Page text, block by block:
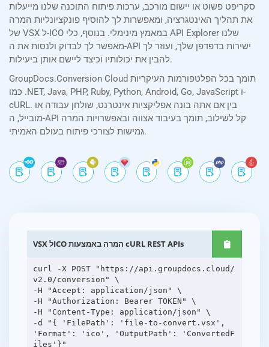
סקריפט פשוט או יישום מורכב, ערכות פיתוח התוכנה שלנו מייעלות
את תהליך האינטגרציה, ומאפשרות לך להוסיף פונקציונליות המרה
של VSX ל-ICO במאמץ מינימלי. בנוסף, כלי API Explorer שלנו
מאפשר לך לבדוק ולנסות את ה-API ישירות בדפדפן שלך, ועוזר לך
להבין את יכולותיו וכיצד ליישם אותן ביעילות.
GroupDocs.Conversion Cloud תומך בכל הפלטפורמות העיקריות
כמו .NET, Java, PHP, Ruby, Python, Android, Go, JavaScript ו-
cURL. בין אם אתה בונה אפליקציות אינטרנט, שולחן עבודה או
מובייל, ה-API קל לשילוב, תומך בעיבוד אצווה ובאפשרויות המרה
גמישות לצורכי פיתוח בעולם האמיתי.
VSX לICO המרה באמצעות cURL REST APIs
curl -X POST "https://api.groupdocs.cloud/
v2.0/conversion" \
-H "Accept: application/json" \
-H "Authorization: Bearer TOKEN" \
-H "Content-Type: application/json" \
-d "{ 'FilePath': 'file-to-convert.vsx',
'Format': 'ico', 'OutputPath': 'ConvertedF